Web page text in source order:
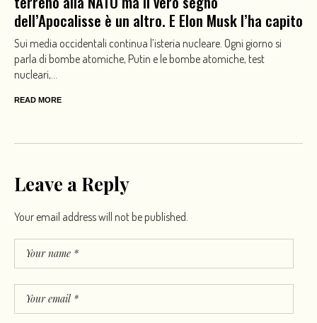
dell’Apocalisse è un altro. E Elon Musk l’ha capito
Sui media occidentali continua l’isteria nucleare. Ogni giorno si
parla di bombe atomiche, Putin e le bombe atomiche, test
nucleari,...
READ MORE
Leave a Reply
Your email address will not be published.